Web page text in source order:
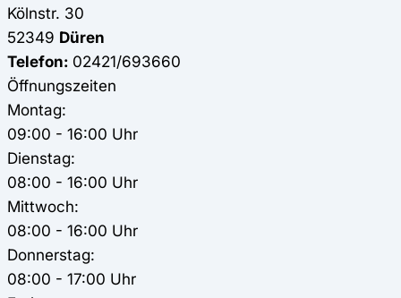
Kölnstr. 30
52349 Düren
Telefon: 02421/693660
Öffnungszeiten
Montag:
09:00 - 16:00 Uhr
Dienstag:
08:00 - 16:00 Uhr
Mittwoch:
08:00 - 16:00 Uhr
Donnerstag:
08:00 - 17:00 Uhr